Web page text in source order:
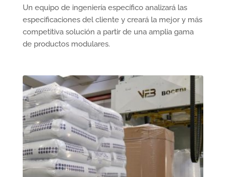
Un equipo de ingeniería específico analizará las
especificaciones del cliente y creará la mejor y más
competitiva solución a partir de una amplia gama
de productos modulares.